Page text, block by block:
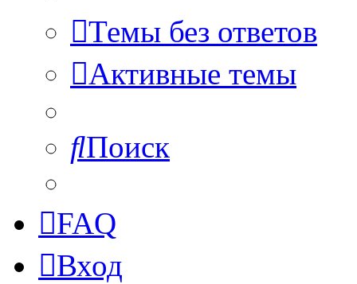
Темы без ответов
Активные темы
Поиск
FAQ
Вход